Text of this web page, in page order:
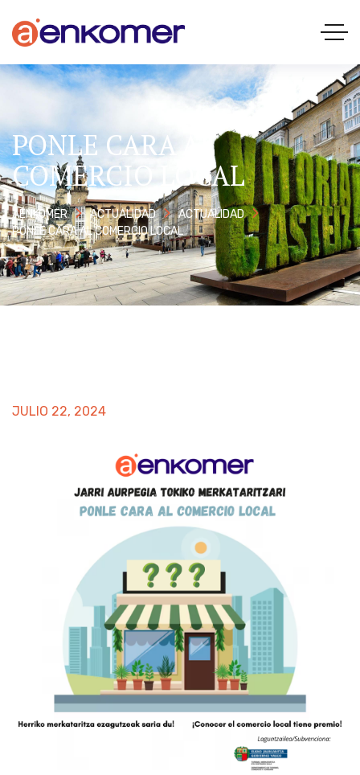
PONLE CARA AL
COMERCIO LOCAL
AENKOMER ACTUALIDAD
ACTUALIDAD
PONLE CARA AL COMERCIO LOCAL
JULIO 22, 2024